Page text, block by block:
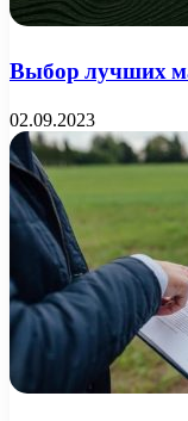
Выбор лучших
02.09.2023